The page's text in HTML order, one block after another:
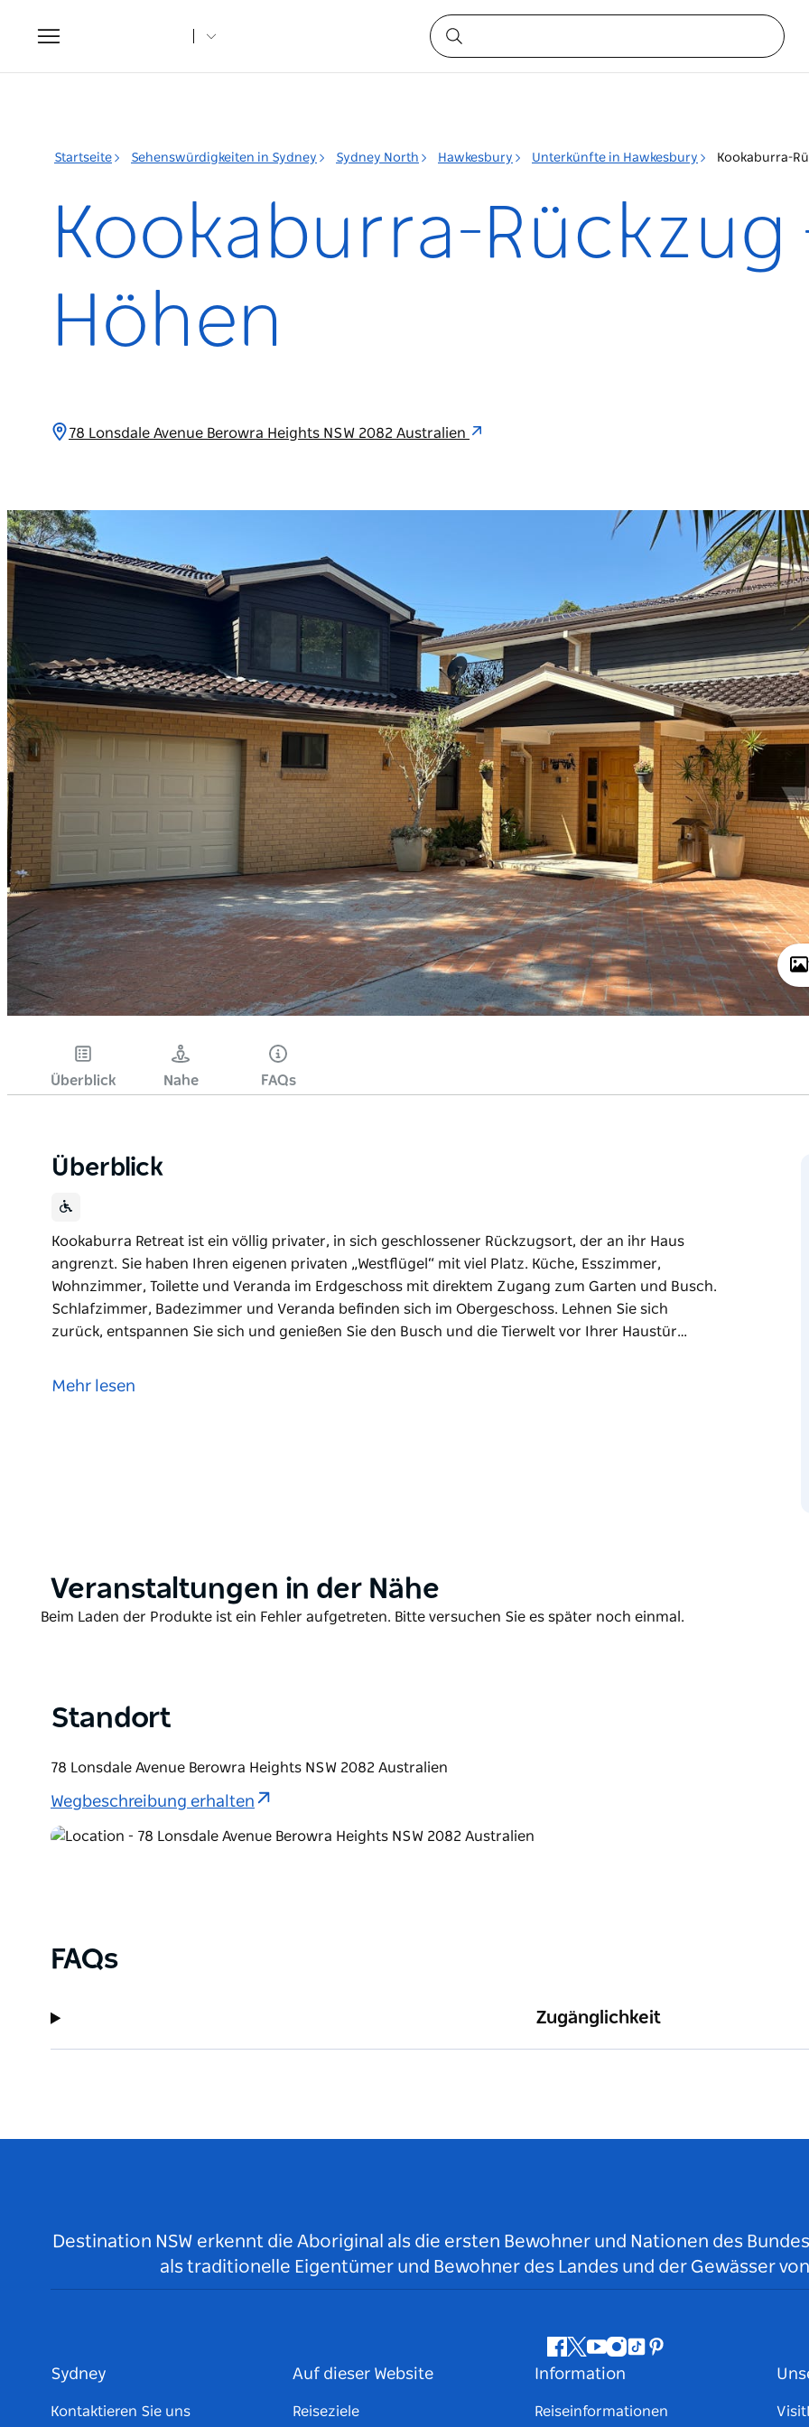
Toggle
navigation
Startseite Sehenswürdigkeiten in Sydney Sydney North Hawkesbury Unterkünfte in Hawkesbury Kookaburra-
Kookaburra-Rückzug
Höhen
78 Lonsdale Avenue Berowra Heights NSW 2082 Australien
Überblick Nahe FAQs
Überblick
Kookaburra Retreat ist ein völlig privater, in sich geschlossener Rückzugsort, der an ihr Haus
angrenzt. Sie haben Ihren eigenen privaten „Westflügel“ mit viel Platz. Küche, Esszimmer,
Wohnzimmer, Toilette und Veranda im Erdgeschoss mit direktem Zugang zum Garten und Busch.
Schlafzimmer, Badezimmer und Veranda befinden sich im Obergeschoss. Lehnen Sie sich
zurück, entspannen Sie sich und genießen Sie den Busch und die Tierwelt vor Ihrer Haustür…
angrenzt. Sie haben Ihren eigenen privaten „Westflügel“ mit viel Platz. Küche, Esszimmer,
Mehr lesen
Product
Veranstaltungen in der Nähe
Product
Beim Laden der Produkte ist ein Fehler aufgetreten. Bitte versuchen Sie es später noch einmal.
Standort
78 Lonsdale Avenue Berowra Heights NSW 2082 Australien
Wegbeschreibung erhalten
FAQs
Zugänglichkeit
Destination NSW erkennt die Aboriginal als die ersten Bewohner und Nationen des
als traditionelle Eigentümer und Bewohner des Landes und der Gewässer
Facebook
Twitter
YouTube
Instagram
TikTokPinterest
Sydney
Kontaktieren Sie uns
Auf dieser Website
Reiseziele
Information
Reiseinformationen